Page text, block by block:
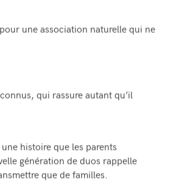
une association naturelle qui ne
qui rassure autant qu’il
histoire que les parents
génération de duos rappelle
que de familles.